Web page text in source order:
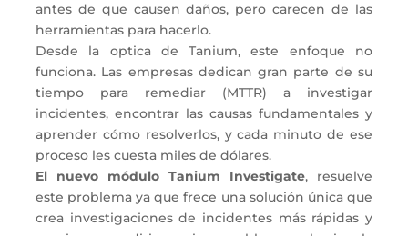
antes de que causen daños, pero carecen de las
herramientas para hacerlo.
Desde la optica de Tanium, este enfoque no
funciona. Las empresas dedican gran parte de su
tiempo para remediar (MTTR) a investigar
incidentes, encontrar las causas fundamentales y
aprender cómo resolverlos, y cada minuto de ese
proceso les cuesta miles de dólares.
El nuevo módulo Tanium Investigate, resuelve
este problema ya que frece una solución única que
crea investigaciones de incidentes más rápidas y